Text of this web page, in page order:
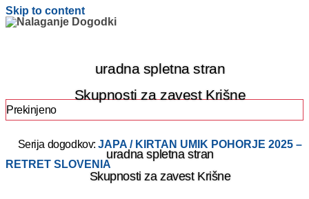
Skip to content
uradna spletna stran
Skupnosti za zavest Krišne
uradna spletna stran
Skupnosti za zavest Krišne
Prekinjeno
Serija dogodkov:JAPA / KIRTAN UMIK POHORJE 2025 –
RETRET SLOVENIA